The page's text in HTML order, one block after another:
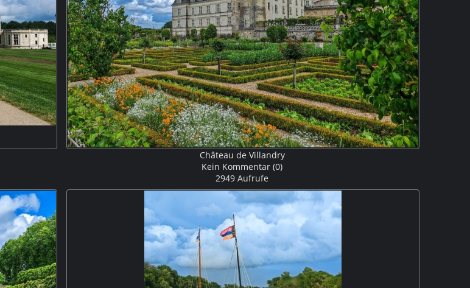
wurde
M5P
Château de Villandry
Kein Kommentar (0)
2949 Aufrufe
Das Schloss Villandry, das als eines der letzten an der Loire im Renaissancestil gebauten
Schlösser gilt, wurde zusammen mit einem großen Garten 1536 fertiggestellt.
Mittelalterliche Elemente wie dekorative Türmchen und Pechnasen und italienischer
Einfluss fehlen fast ganz. M5P